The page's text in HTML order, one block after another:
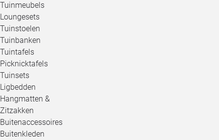
Tuinmeubels
Loungesets
Tuinstoelen
Tuinbanken
Tuintafels
Picknicktafels
Tuinsets
Ligbedden
Hangmatten &
Zitzakken
Buitenaccessoires
Buitenkleden